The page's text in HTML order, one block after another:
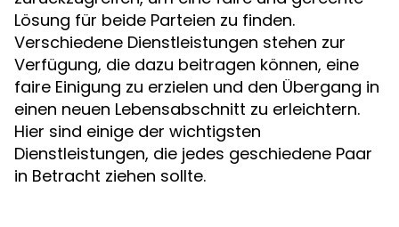
Lösung für beide Parteien zu finden.
Verschiedene Dienstleistungen stehen zur
Verfügung, die dazu beitragen können, eine
faire Einigung zu erzielen und den Übergang in
einen neuen Lebensabschnitt zu erleichtern.
Hier sind einige der wichtigsten
Dienstleistungen, die jedes geschiedene Paar
in Betracht ziehen sollte.